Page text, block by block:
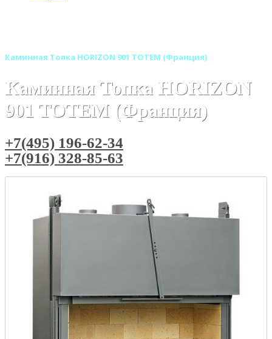
Каминная Топка HORIZON 901 TOTEM (Франция)
Каминная Топка HORIZON
901 TOTEM (Франция)
+7(495) 196-62-34
+7(916) 328-85-63